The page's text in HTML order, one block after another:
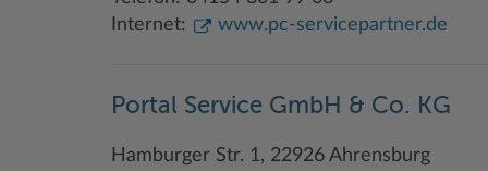
Internet:
www.pc-servicepartner.de
Portal Service GmbH & Co. KG
Hamburger Str. 1, 22926 Ahrensburg